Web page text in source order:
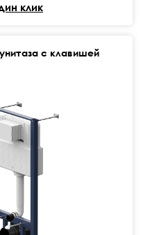
клик
с клавишей